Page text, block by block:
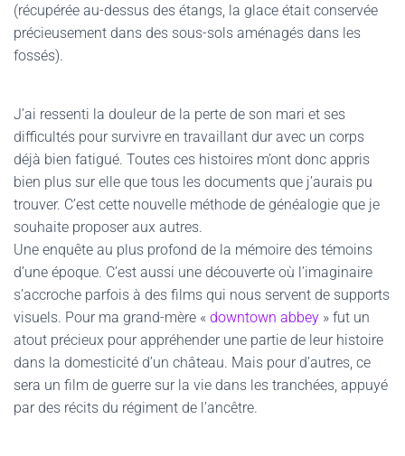
(récupérée au-dessus des étangs, la glace était conservée
précieusement dans des sous-sols aménagés dans les
fossés).
J’ai ressenti la douleur de la perte de son mari et ses
difficultés pour survivre en travaillant dur avec un corps
déjà bien fatigué. Toutes ces histoires m’ont donc appris
bien plus sur elle que tous les documents que j’aurais pu
trouver. C’est cette nouvelle méthode de généalogie que je
souhaite proposer aux autres.
Une enquête au plus profond de la mémoire des témoins
d’une époque. C’est aussi une découverte où l’imaginaire
s’accroche parfois à des films qui nous servent de supports
visuels. Pour ma grand-mère « downtown abbey » fut un
atout précieux pour appréhender une partie de leur histoire
dans la domesticité d’un château. Mais pour d’autres, ce
sera un film de guerre sur la vie dans les tranchées, appuyé
par des récits du régiment de l’ancêtre.